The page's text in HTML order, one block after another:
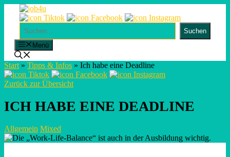
contentSuchen
Suchen
Menü
Start » Tipps & Infos » Ich habe eine Deadline
Zurück zur Übersicht
ICH HABE EINE DEADLINE
Allgemein Mixed